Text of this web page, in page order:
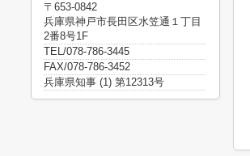
〒653-0842
兵庫県神戸市長田区水笠通１丁目
2番8号1F
TEL/078-786-3445
FAX/078-786-3452
兵庫県知事 (1) 第12313号